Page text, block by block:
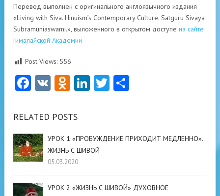
Перевод выполнен с оригинального англоязычного издания
«Living with Siva. Hinuism’s Contemporary Culture. Satguru Sivaya
Subramuniaswami.», выложенного в открытом доступе на сайте
Гималайской Академии
Post Views: 556
Facebook
VK Odnoklassniki
LinkedIn
Twitter
RELATED POSTS
УРОК 1 «ПРОБУЖДЕНИЕ ПРИХОДИТ МЕДЛЕННО».
ЖИЗНЬ С ШИВОЙ
05.03.2020
УРОК 2 «ЖИЗНЬ С ШИВОЙ» ДУХОВНОЕ